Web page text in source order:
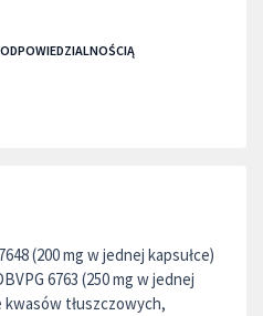
(200 mg w jednej kapsułce)
6763 (250 mg w jednej
kwasów tłuszczowych,